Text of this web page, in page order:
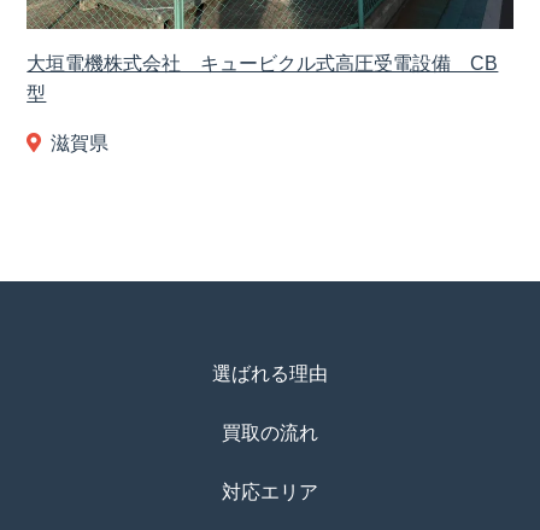
大垣電機株式会社 キュービクル式高圧受電設備 CB
型
滋賀県
選ばれる理由
買取の流れ
対応エリア